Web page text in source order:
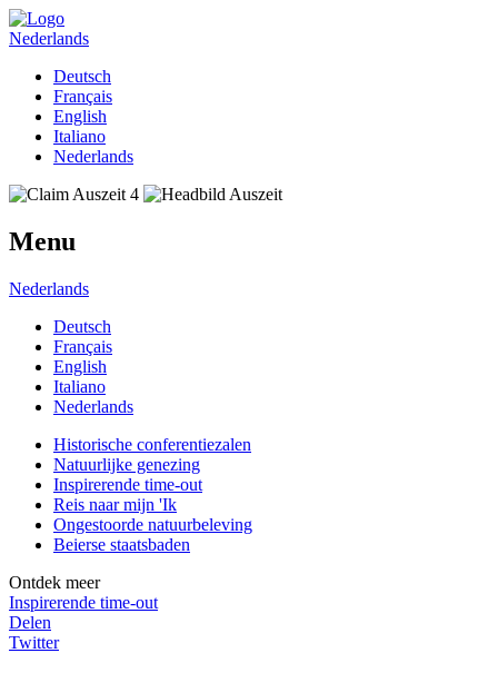
Nederlands
Deutsch
Français
English
Italiano
Nederlands
Menu
Nederlands
Deutsch
Français
English
Italiano
Nederlands
Historische conferentiezalen
Natuurlijke genezing
Inspirerende time-out
Reis naar mijn 'Ik
Ongestoorde natuurbeleving
Beierse staatsbaden
Ontdek meer
Inspirerende time-out
Delen
Twitter